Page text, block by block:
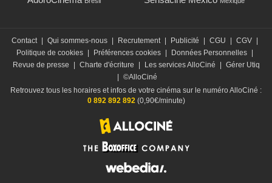
Contact | Qui sommes-nous | Recrutement | Publicité | CGU | CGV |
Politique de cookies | Préférences cookies | Données Personnelles |
Revue de presse
| Charte d'écriture | Les services AlloCiné | Gérer Utiq
| ©AlloCiné
Retrouvez tous les horaires et infos de votre cinéma sur le numéro AlloCiné :
0 892 892 892(0,90€/minute)